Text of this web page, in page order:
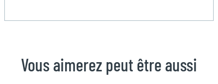
Vous aimerez peut être aussi